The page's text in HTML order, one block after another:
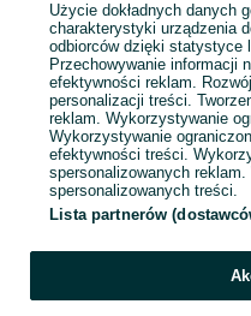
Zadzwoń / SMS
Użycie dokładnych danych
charakterystyki urządzenia
odbiorców dzięki statystyce
Przechowywanie informacji
efektywności reklam.
personalizacji treści.
reklam. Wykorzystywanie
Wykorzystywanie
efektywności treści.
spersonalizowanych
spersonalizowanych treści.
Lista partnerów